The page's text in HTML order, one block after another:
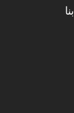
بنا